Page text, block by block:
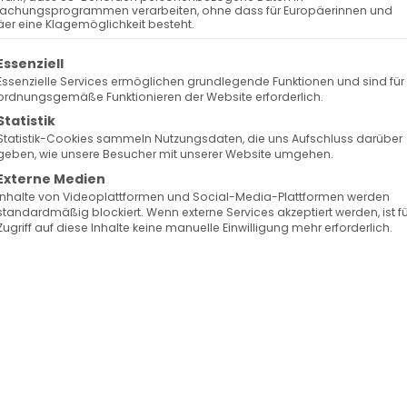
Gemeinde Baden-
Gemeinschaftssinn
hat das Glück, eine außergewöhnliche Familie in
für die Förderung der armenischen Kultur und den
die engagierte Kulturvisionärin, ist Zuständig
dieses bemerkenswerten Engagements.
einem angesehenen Cellisten und
Söhnen Mikael und Vic, die ebenfalls aktiv in der
Beispiel für ehrenamtliches Engagement und
unserer Gemeinde durch ihren unermüdlichen
bekannt. Sie feiert am 14. Juni ihren
sie herzlich gratulieren. „Sie versteht
verarbeiten, ohne dass für Europäerinnen und
eine Klagemöglichkeit besteht.
eine Liste der Service-Gruppen, für die eine
Services ermöglichen grundlegende Funktionen und sind
Funktionieren der Website erforderlich.
Cookies sammeln Nutzungsdaten, die uns Aufschluss darüber
wie unsere Besucher mit unserer Website umgehen.
Medien
von Videoplattformen und Social-Media-Plattformen werden
blockiert. Wenn externe Services akzeptiert werden, ist
auf diese Inhalte keine manuelle Einwilligung mehr erforderlich.